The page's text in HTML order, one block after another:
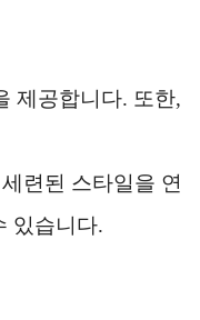
제공합니다. 또한,
련된 스타일을 연
있습니다.